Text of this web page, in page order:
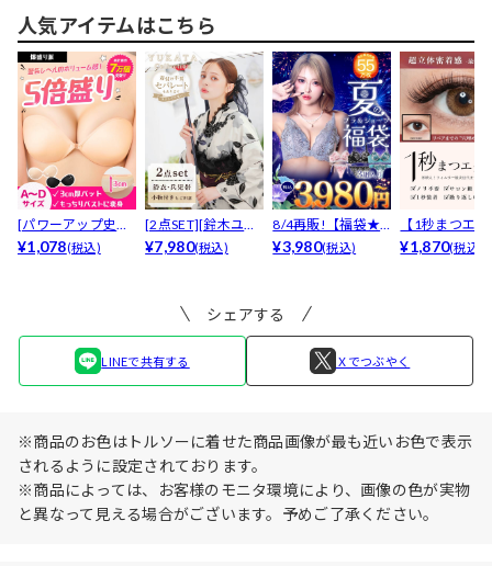
人気アイテムはこちら
[パワーアップ史上
最強5倍盛りアップ
¥1,078(税込)
[2点SET][鈴木ユリ
ア(baby)...
¥7,980(税込)
8/4再販!【福袋★
ブラセット3点
¥3,980(税込)
【1秒まつエ
リュームタイ
¥1,870(税込)
シェアする
LINEで共有する Ｘでつぶやく
※商品のお色はトルソーに着せた商品画像が最も近いお色で表示
されるように設定されております。
※商品によっては、お客様のモニタ環境により、画像の色が実物
と異なって見える場合がございます。予めご了承ください。